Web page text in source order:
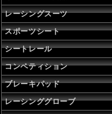
レーシングスーツ
スポーツシート
シートレール
コンペティション
ブレーキパッド
レーシンググローブ